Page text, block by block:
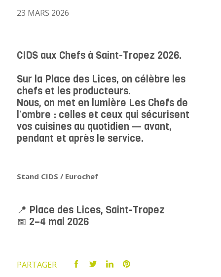
23 MARS 2026
CIDS aux Chefs à Saint-Tropez 2026.
Sur la Place des Lices, on célèbre les
chefs et les producteurs.
Nous, on met en lumière Les Chefs de
l’ombre : celles et ceux qui sécurisent
vos cuisines au quotidien — avant,
pendant et après le service.
Stand CIDS / Eurochef
📍 Place des Lices, Saint-Tropez
📅 2–4 mai 2026
PARTAGER